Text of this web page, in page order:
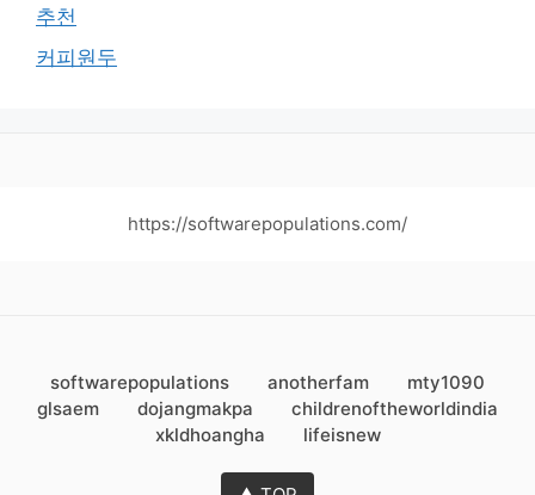
추천
커피원두
https://softwarepopulations.com/
softwarepopulations anotherfam
mty1090
glsaem
dojangmakpa
childrenoftheworldindia
xkldhoangha
lifeisnew